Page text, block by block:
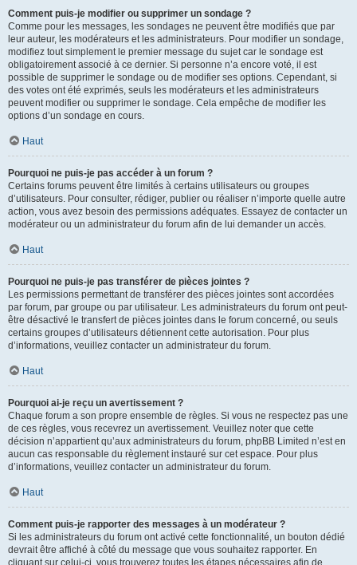
Comment puis-je modifier ou supprimer un sondage ?
Comme pour les messages, les sondages ne peuvent être modifiés que par
leur auteur, les modérateurs et les administrateurs. Pour modifier un sondage,
modifiez tout simplement le premier message du sujet car le sondage est
obligatoirement associé à ce dernier. Si personne n’a encore voté, il est
possible de supprimer le sondage ou de modifier ses options. Cependant, si
des votes ont été exprimés, seuls les modérateurs et les administrateurs
peuvent modifier ou supprimer le sondage. Cela empêche de modifier les
options d’un sondage en cours.
Haut
Pourquoi ne puis-je pas accéder à un forum ?
Certains forums peuvent être limités à certains utilisateurs ou groupes
d’utilisateurs. Pour consulter, rédiger, publier ou réaliser n’importe quelle autre
action, vous avez besoin des permissions adéquates. Essayez de contacter un
modérateur ou un administrateur du forum afin de lui demander un accès.
Haut
Pourquoi ne puis-je pas transférer de pièces jointes ?
Les permissions permettant de transférer des pièces jointes sont accordées
par forum, par groupe ou par utilisateur. Les administrateurs du forum ont peut-
être désactivé le transfert de pièces jointes dans le forum concerné, ou seuls
certains groupes d’utilisateurs détiennent cette autorisation. Pour plus
d’informations, veuillez contacter un administrateur du forum.
Haut
Pourquoi ai-je reçu un avertissement ?
Chaque forum a son propre ensemble de règles. Si vous ne respectez pas une
de ces règles, vous recevrez un avertissement. Veuillez noter que cette
décision n’appartient qu’aux administrateurs du forum, phpBB Limited n’est en
aucun cas responsable du règlement instauré sur cet espace. Pour plus
d’informations, veuillez contacter un administrateur du forum.
Haut
Comment puis-je rapporter des messages à un modérateur ?
Si les administrateurs du forum ont activé cette fonctionnalité, un bouton dédié
devrait être affiché à côté du message que vous souhaitez rapporter. En
cliquant sur celui-ci, vous trouverez toutes les étapes nécessaires afin de